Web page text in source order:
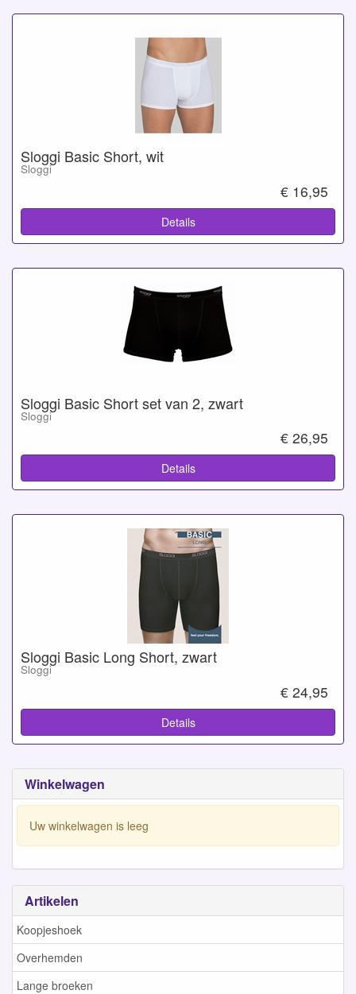
Winkelwagen
Uw winkelwagen is leeg
Artikelen
Koopjeshoek
Overhemden
Lange broeken
Sloggi Basic Short, wit
Sloggi
€ 16,95
Details
Sloggi Basic Short set van 2, zwart
Sloggi
€ 26,95
Details
Sloggi Basic Long Short, zwart
Sloggi
€ 24,95
Details